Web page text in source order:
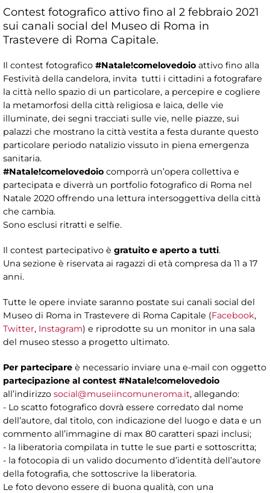
Contest fotografico attivo fino al 2 febbraio 2021
sui canali social del Museo di Roma in
Trastevere di Roma Capitale.
Il contest fotografico #Natale!comelovedoio attivo fino alla
Festività della candelora, invita tutti i cittadini a fotografare
la città nello spazio di un particolare, a percepire e cogliere
la metamorfosi della città religiosa e laica, delle vie
illuminate, dei segni tracciati sulle vie, nelle piazze, sui
palazzi che mostrano la città vestita a festa durante questo
particolare periodo natalizio vissuto in piena emergenza
sanitaria.
#Natale!comelovedoio comporrà un’opera collettiva e
partecipata e diverrà un portfolio fotografico di Roma nel
Natale 2020 offrendo una lettura intersoggettiva della città
che cambia.
Sono esclusi ritratti e selfie.
Il contest partecipativo è gratuito e aperto a tutti.
Una sezione è riservata ai ragazzi di età compresa da 11 a 17
anni.
Tutte le opere inviate saranno postate sui canali social del
Museo di Roma in Trastevere di Roma Capitale (Facebook,
Twitter, Instagram) e riprodotte su un monitor in una sala
del museo stesso a progetto ultimato.
Per partecipare è necessario inviare una e-mail con oggetto
partecipazione al contest #Natale!comelovedoio
all’indirizzo social@museiincomuneroma.it, allegando:
- Lo scatto fotografico dovrà essere corredato dal nome
dell’autore, dal titolo, con indicazione del luogo e data e un
commento all’immagine di max 80 caratteri spazi inclusi;
- la liberatoria compilata in tutte le sue parti e sottoscritta;
- la fotocopia di un valido documento d’identità dell’autore
della fotografia, che sottoscrive la liberatoria.
Le foto devono essere di buona qualità, con una